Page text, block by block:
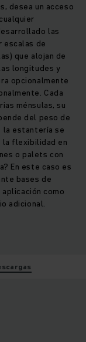
desea un acceso
las
escalas de
que alojan de
longitudes y
opcionalmente
Cada
ménsulas, su
del peso de
la estantería se
la flexibilidad en
o palets con
En este caso es
bases de
como
adicional.